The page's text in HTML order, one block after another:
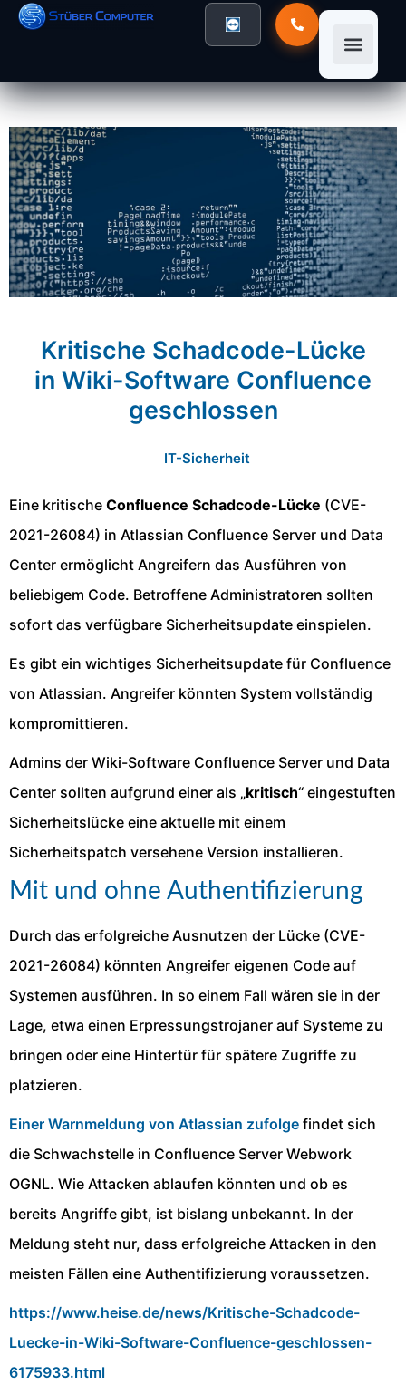
Kritische Schadcode-Lücke
in Wiki-Software Confluence
geschlossen
IT-Sicherheit
Eine kritische Confluence Schadcode-Lücke (CVE-
2021-26084) in Atlassian Confluence Server und Data
Center ermöglicht Angreifern das Ausführen von
beliebigem Code. Betroffene Administratoren sollten
sofort das verfügbare Sicherheitsupdate einspielen.
Es gibt ein wichtiges Sicherheitsupdate für Confluence
von Atlassian. Angreifer könnten System vollständig
kompromittieren.
Admins der Wiki-Software Confluence Server und Data
Center sollten aufgrund einer als „kritisch“ eingestuften
Sicherheitslücke eine aktuelle mit einem
Sicherheitspatch versehene Version installieren.
Mit und ohne Authentifizierung
Durch das erfolgreiche Ausnutzen der Lücke (CVE-
2021-26084) könnten Angreifer eigenen Code auf
Systemen ausführen. In so einem Fall wären sie in der
Lage, etwa einen Erpressungstrojaner auf Systeme zu
bringen oder eine Hintertür für spätere Zugriffe zu
platzieren.
Einer Warnmeldung von Atlassian zufolge findet sich
die Schwachstelle in Confluence Server Webwork
OGNL. Wie Attacken ablaufen könnten und ob es
bereits Angriffe gibt, ist bislang unbekannt. In der
Meldung steht nur, dass erfolgreiche Attacken in den
meisten Fällen eine Authentifizierung voraussetzen.
https://www.heise.de/news/Kritische-Schadcode-
Luecke-in-Wiki-Software-Confluence-geschlossen-
6175933.html